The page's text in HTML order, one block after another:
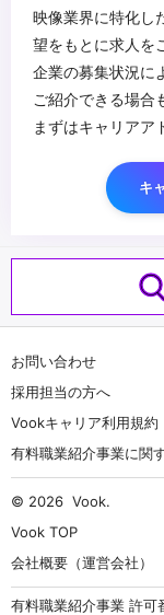
映像業界に特化し
望をもとに求人を
企業の募集状況に
ご紹介できる場合
まずはキャリアア
キ
お問い合わせ
採用担当の方へ
Vookキャリア利用規約
有料職業紹介事業に関
© 2026 Vook.
Vook TOP
会社概要（運営会社）
有料職業紹介事業 許